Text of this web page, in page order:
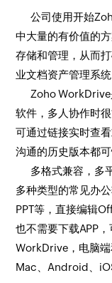
公司使用开始
中大量的有价值的
存储和管理，从而
业文档资产管理系统
Zoho WorkDrive
软件，多人协作时
可通过链接实时查
沟通的历史版本都可
多格式兼容，多
多种类型的常见办
PPT等，直接编辑
也不需要下载APP
WorkDrive，电脑端
Mac、Android、